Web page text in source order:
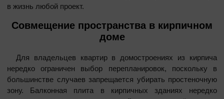
в жизнь любой проект.
Совмещение пространства в кирпичном
доме
Для владельцев квартир в домостроениях из кирпича
нередко ограничен выбор перепланировок, поскольку в
большинстве случаев запрещается убирать простеночную
зону. Балконная плита в кирпичных зданиях нередко